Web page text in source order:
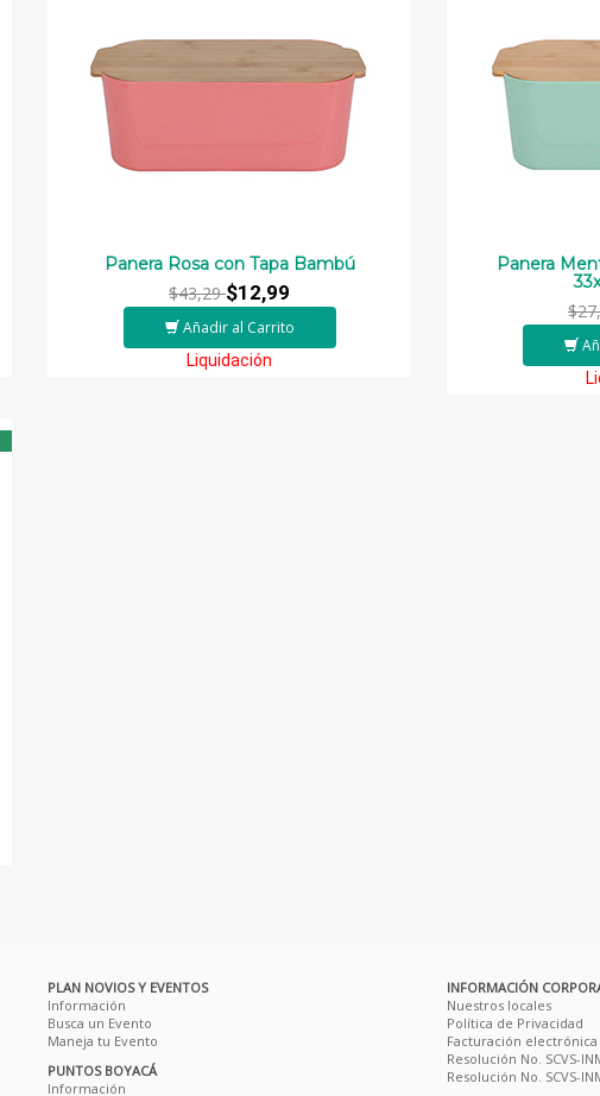
Panera Rosa con Tapa Bambú
$43,29$12,99
Añadir al Carrito
Liquidación
Panera
PLAN NOVIOS Y EVENTOS
Información
Busca un Evento
Maneja tu Evento
PUNTOS BOYACÁ
Información
INFORMACIÓN
Nuestros locales
Política de Privacidad
Facturación electrónica
Resolución No. SCVS-
Resolución No. SCVS-